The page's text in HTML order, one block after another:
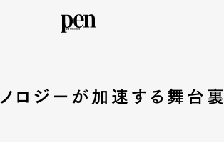
ロジーが加速する舞台裏